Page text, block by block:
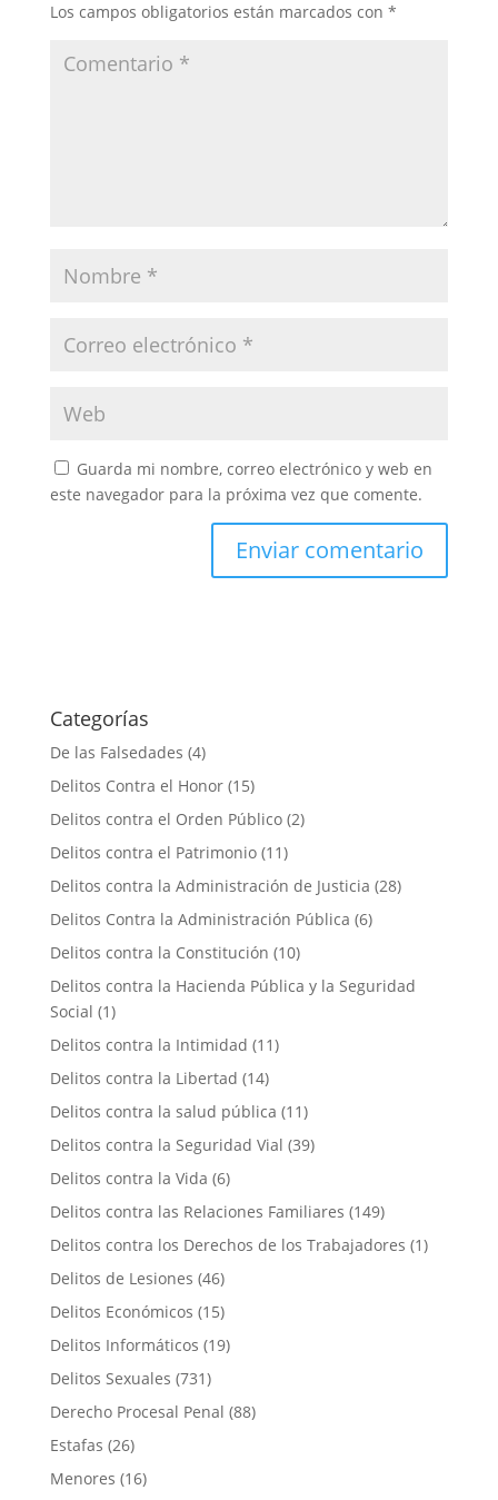
Los campos obligatorios están marcados con *
Guarda mi nombre, correo electrónico y web en
este navegador para la próxima vez que comente.
Categorías
De las Falsedades (4)
Delitos Contra el Honor(15)
Delitos contra el Orden Público(2)
Delitos contra el Patrimonio(11)
Delitos contra la Administración de Justicia (28)
Delitos Contra la Administración Pública (6)
Delitos contra la Constitución (10)
Delitos contra la Hacienda Pública y la Seguridad
Social (1)
Delitos contra la Intimidad (11)
Delitos contra la Libertad (14)
Delitos contra la salud pública (11)
Delitos contra la Seguridad Vial (39)
Delitos contra la Vida (6)
Delitos contra las Relaciones Familiares (149)
Delitos contra los Derechos de los Trabajadores (1)
Delitos de Lesiones (46)
Delitos Económicos (15)
Delitos Informáticos (19)
Delitos Sexuales (731)
Derecho Procesal Penal (88)
Estafas (26)
Menores (16)